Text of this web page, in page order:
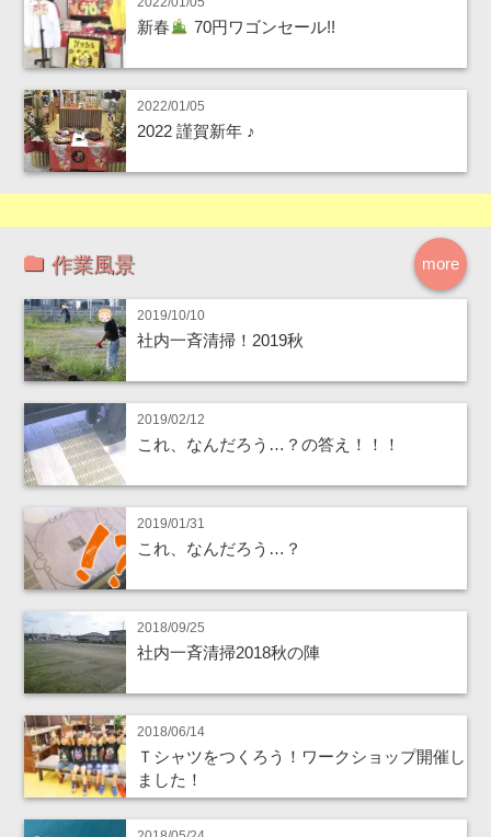
新春 70円ワゴンセール!!
2022/01/05
2022 謹賀新年 ♪
more
作業風景
2019/10/10
社内一斉清掃！2019秋
2019/02/12
これ、なんだろう…？の答え！！！
2019/01/31
これ、なんだろう…？
2018/09/25
社内一斉清掃2018秋の陣
2018/06/14
Ｔシャツをつくろう！ワークショップ開催し
ました！